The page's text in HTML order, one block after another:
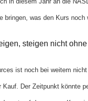
bringen, was den Kurs
steigen nicht
ist noch bei weitem
Der Zeitpunkt könnte